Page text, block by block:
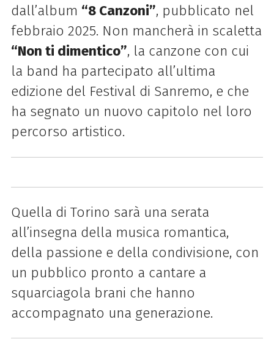
dall’album “8 Canzoni”, pubblicato nel
febbraio 2025. Non mancherà in scaletta
“Non ti dimentico”, la canzone con cui
la band ha partecipato all’ultima
edizione del Festival di Sanremo, e che
ha segnato un nuovo capitolo nel loro
percorso artistico.
Quella di Torino sarà una serata
all’insegna della musica romantica,
della passione e della condivisione, con
un pubblico pronto a cantare a
squarciagola brani che hanno
accompagnato una generazione.